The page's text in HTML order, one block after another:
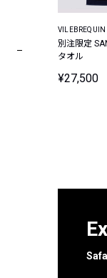
VILEBREQUIN
別注限定
タオル
¥27,500